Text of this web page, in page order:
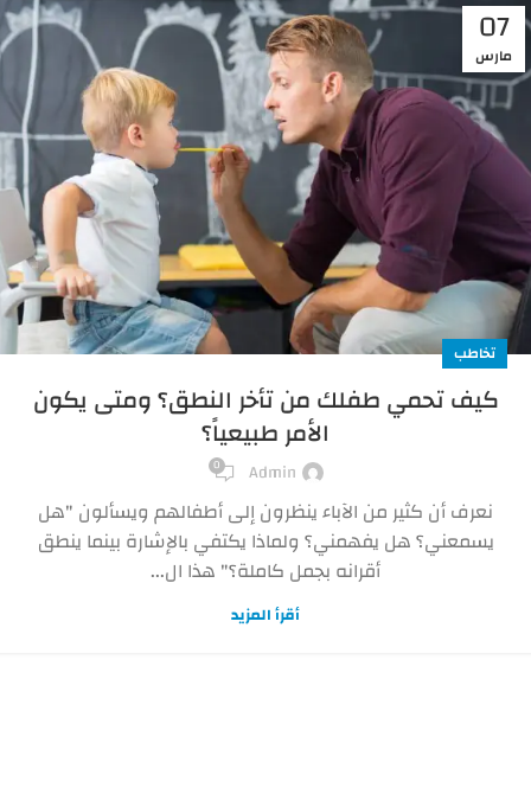
07
مارس
تخاطب
كيف تحمي طفلك من تأخر النطق؟ ومتى يكون
الأمر طبيعياً؟
Admin
0
نعرف أن كثير من الآباء ينظرون إلى أطفالهم ويسألون "هل
يسمعني؟ هل يفهمني؟ ولماذا يكتفي بالإشارة بينما ينطق
أقرانه بجمل كاملة؟" هذا ال...
أقرأ المزيد